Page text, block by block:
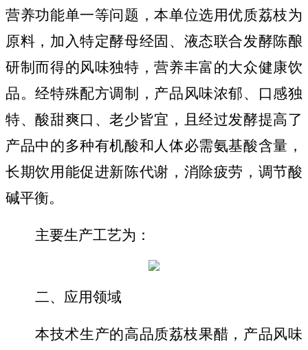
营养功能单一等问题，本单位选用优质荔枝为
原料，加入特定酵母经固、液态联合发酵陈酿
研制而得的风味独特，营养丰富的大众健康饮
品。经特殊配方调制，产品风味浓郁、口感独
特、酸甜爽口、老少皆宜，且经过发酵提高了
产品中的多种有机酸和人体必需氨基酸含量，
长期饮用能促进新陈代谢，消除疲劳，调节酸
碱平衡。
主要生产工艺为：
二、应用领域
本技术生产的高品质荔枝果醋，产品风味